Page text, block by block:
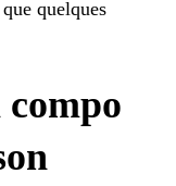
quelques